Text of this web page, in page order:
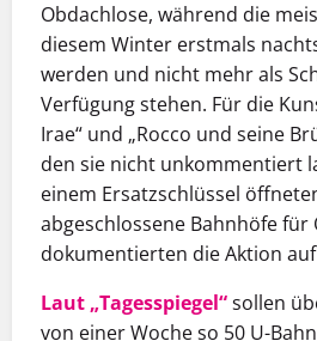
Obdachlose, während die
diesem Winter erstmals
werden und nicht mehr als
Verfügung stehen. Für die
Irae“ und „Rocco und seine
den sie nicht unkommentiert
einem Ersatzschlüssel
abgeschlossene Bahnhöfe für
dokumentierten die Aktion
Laut „Tagesspiegel“sollen
von einer Woche so 50 U-